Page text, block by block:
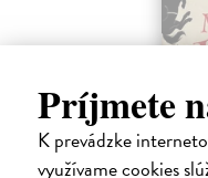
Príjmete
K prevádzke
využívame cookies